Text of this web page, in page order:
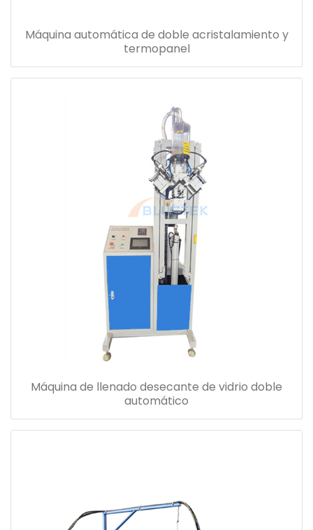
Máquina automática de doble acristalamiento y
termopanel
Máquina de llenado desecante de vidrio doble
automático